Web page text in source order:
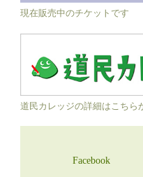
現在販売中のチケットです
道民カレッジの詳細はこちら
Facebook